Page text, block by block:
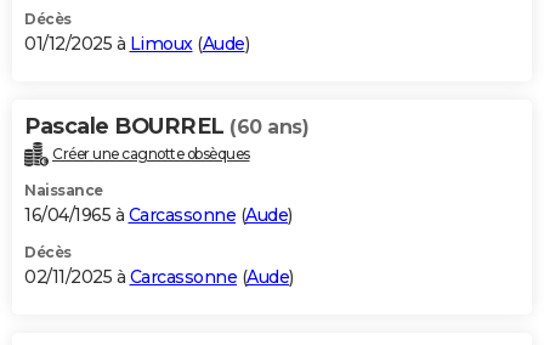
Décès
01/12/2025 à Limoux (Aude)
Pascale BOURREL (60 ans)
Créer une cagnotte obsèques
Naissance
16/04/1965 à Carcassonne (Aude)
Décès
02/11/2025 à Carcassonne (Aude)